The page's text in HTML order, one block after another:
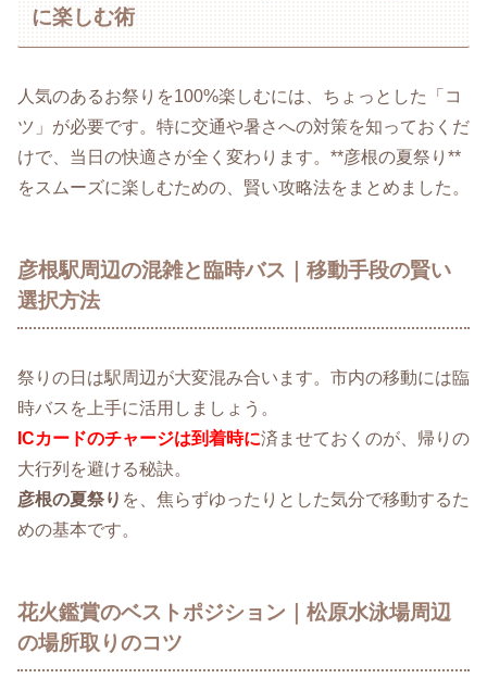
に楽しむ術
人気のあるお祭りを100%楽しむには、ちょっとした「コ
ツ」が必要です。特に交通や暑さへの対策を知っておくだ
けで、当日の快適さが全く変わります。**彦根の夏祭り**
をスムーズに楽しむための、賢い攻略法をまとめました。
彦根駅周辺の混雑と臨時バス｜移動手段の賢い
選択方法
祭りの日は駅周辺が大変混み合います。市内の移動には臨
時バスを上手に活用しましょう。
ICカードのチャージは到着時に済ませておくのが、帰りの
大行列を避ける秘訣。
彦根の夏祭り を、焦らずゆったりとした気分で移動するた
めの基本です。
花火鑑賞のベストポジション｜松原水泳場周辺
の場所取りのコツ